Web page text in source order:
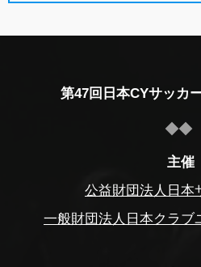
第47回日本CYサッカ
主催
公益財団法人日本
一般財団法人日本クラブ